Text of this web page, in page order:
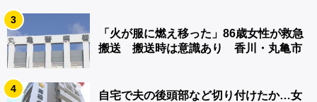
3
「火が服に燃え移った」86歳女性が救急
搬送 搬送時は意識あり 香川・丸亀市
4
自宅で夫の後頭部など切り付けたか…女